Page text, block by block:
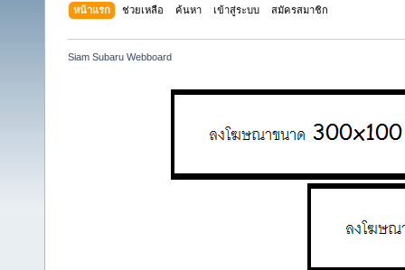
หน้าแรก ช่วยเหลือ ค้นหา เข้าสู่ระบบ สมัครสมาชิก
Siam Subaru Webboard